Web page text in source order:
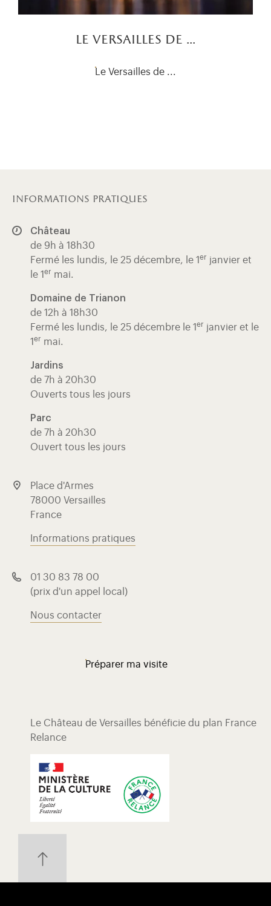
le versailles de ...
Le Versailles de ...
informations pratiques
Château
de 9h à 18h30
Fermé les lundis, le 25 décembre, le 1 er janvier et
le 1 er mai.
Domaine de Trianon
de 12h à 18h30
Fermé les lundis, le 25 décembre le 1 er janvier et le
1 er mai.
Jardins
de 7h à 20h30
Ouverts tous les jours
Parc
de 7h à 20h30
Ouvert tous les jours
Place d'Armes
78000 Versailles
France
Informations pratiques
01 30 83 78 00
(prix d'un appel local)
Nous contacter
Préparer ma visite
Le Château de Versailles bénéficie du plan France
Relance